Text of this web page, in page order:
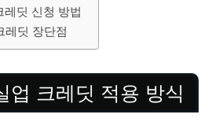
레딧 신청 방법
레딧 장단점
업 크레딧 적용 방식